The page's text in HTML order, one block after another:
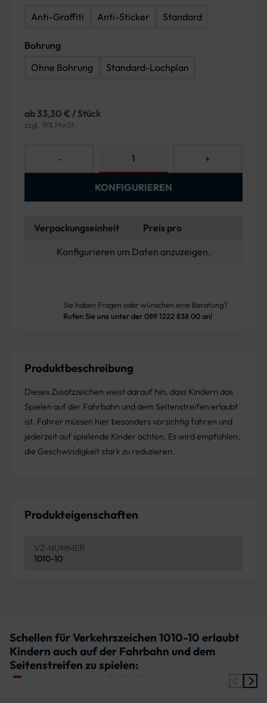
Anti-Graffiti
Anti-Sticker Standard
Bohrung
Ohne Bohrung
Standard-Lochplan
ab 33,30 € / Stück
zzgl. 19% MwSt.
- +
KONFIGURIEREN
Verpackungseinheit
Preis pro
Konfigurieren um Daten anzuzeigen.
Sie haben Fragen oder wünschen eine Beratung?
Rufen Sie uns unter der 089 1222 838 00 an!
Produktbeschreibung
Dieses Zusatzzeichen weist darauf hin, dass Kindern das
Spielen auf der Fahrbahn und dem Seitenstreifen erlaubt
ist. Fahrer müssen hier besonders vorsichtig fahren und
jederzeit auf spielende Kinder achten. Es wird empfohlen,
die Geschwindigkeit stark zu reduzieren.
Produkteigenschaften
VZ-NUMMER
1010-10
Schellen für Verkehrszeichen 1010-10 erlaubt
Kindern auch auf der Fahrbahn und dem
Seitenstreifen zu spielen: